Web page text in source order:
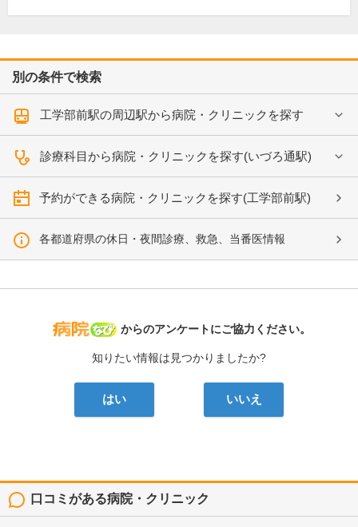
別の条件で検索
工学部前駅の周辺駅から病院・クリニックを探す
診療科目から病院・クリニックを探す(いづろ通駅)
予約ができる病院・クリニックを探す(工学部前駅)
各都道府県の休日・夜間診療、救急、当番医情報
病院なび
からのアンケートにご協力ください。
知りたい情報は見つかりましたか?
はい いいえ
口コミがある病院・クリニック